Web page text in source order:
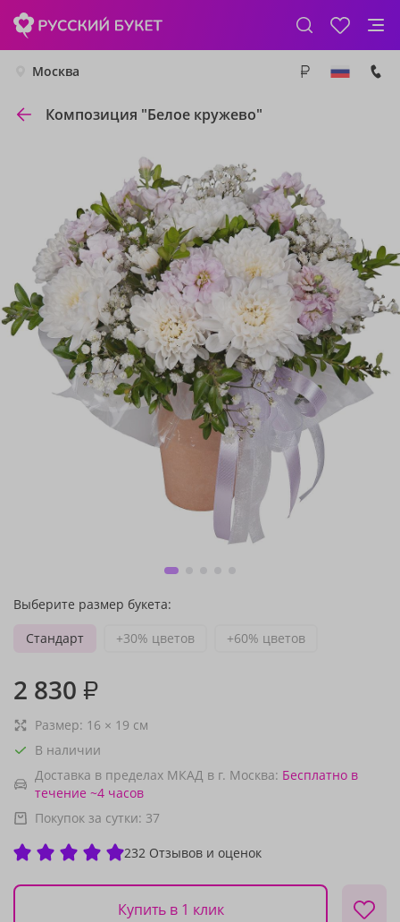
Москва
Композиция "Белое кружево"
Выберите размер букета:
Стандарт
+30% цветов +60% цветов
2 830 ₽
Размер: 16 × 19 см
В наличии
Доставка в пределах МКАД в г. Москва: Бесплатно в
течение ~4 часов
Покупок за сутки: 37
232 Отзывов и оценок
Купить в 1 клик